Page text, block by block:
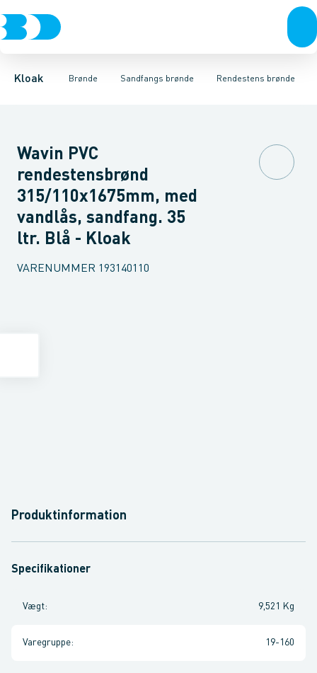
Kloak Brønde
Rør & fittingsBrønde BrøndgodsLinjeafvandingTanke,
Sandfangs brønde
Rense & inspektions brøndeOpføringsrør & tilbehør
Rendestens brønde
Rendestens brønde Tagnedløbs brønde Drænbrønde
Wavin PVC
rendestensbrønd
315/110x1675mm, med
vandlås, sandfang. 35
ltr. Blå - Kloak
VARENUMMER 193140110
Produktinformation
Specifikationer
Vægt: 9,521 Kg
Varegruppe: 19-160